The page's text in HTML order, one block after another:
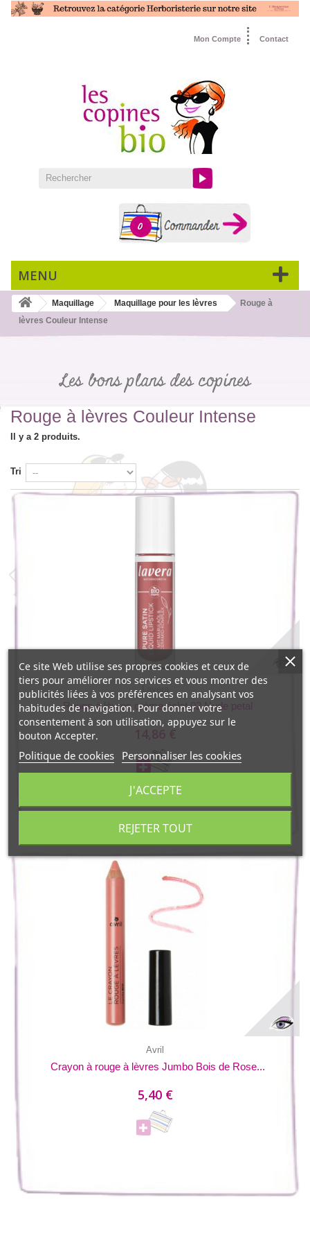
Contact
Mon Compte
0
MENU
Maquillage Maquillage pour les lèvres
Rouge à
lèvres Couleur Intense
Les bons plans des copines
Rouge à lèvres Couleur Intense
Il y a 2 produits.
Tri
Rouge à lèvres crème éclat 02 Nude petal
14,86 €
Avril
Crayon à rouge à lèvres Jumbo Bois de Rose...
5,40 €
Ce site Web utilise ses propres cookies et ceux de
tiers pour améliorer nos services et vous montrer des
publicités liées à vos préférences en analysant vos
habitudes de navigation. Pour donner votre
consentement à son utilisation, appuyez sur le
bouton Accepter.
Politique de cookies Personnaliser les cookies
REJETER TOUT
J'ACCEPTE